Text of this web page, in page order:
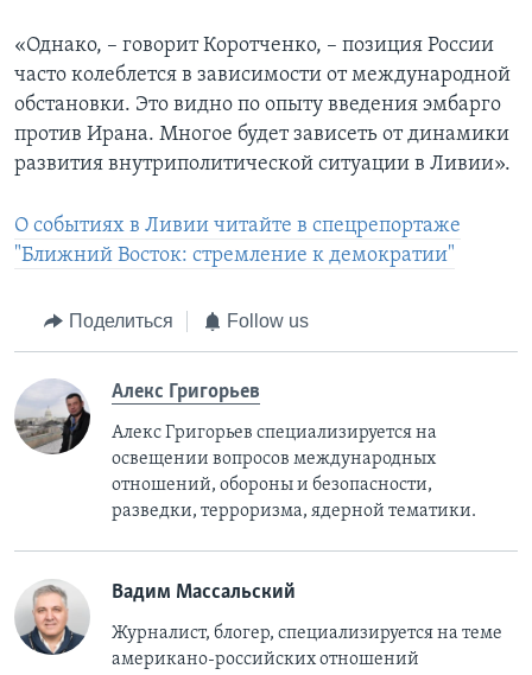
«Однако, – говорит Коротченко, – позиция России
часто колеблется в зависимости от международной
обстановки. Это видно по опыту введения эмбарго
против Ирана. Многое будет зависеть от динамики
развития внутриполитической ситуации в Ливии».
О событиях в Ливии читайте в спецрепортаже
"Ближний Восток: стремление к демократии"
Поделиться Follow us
Алекс Григорьев
Алекс Григорьев специализируется на
освещении вопросов международных
отношений, обороны и безопасности,
разведки, терроризма, ядерной тематики.
Вадим Массальский
Журналист, блогер, специализируется на теме
американо-российских отношений